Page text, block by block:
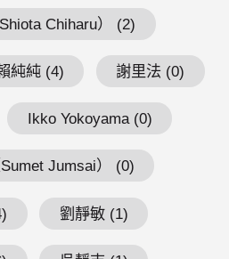
Chiharu） (2)
純純 (4) 謝里法 (0)
Ikko Yokoyama (0)
Jumsai） (0)
劉靜敏 (1)